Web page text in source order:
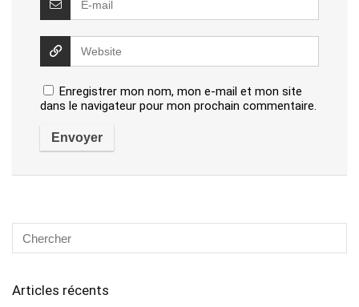
Enregistrer mon nom, mon e-mail et mon site
dans le navigateur pour mon prochain commentaire.
Articles récents